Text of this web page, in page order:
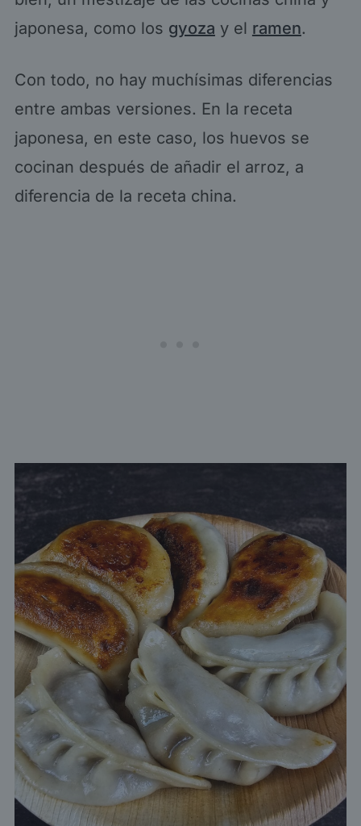
japonesa, como los gyoza y el ramen.
Con todo, no hay muchísimas diferencias
entre ambas versiones. En la receta
japonesa, en este caso, los huevos se
cocinan después de añadir el arroz, a
diferencia de la receta china.